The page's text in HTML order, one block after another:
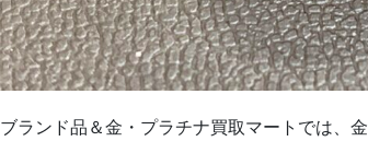
ブランド品＆金・プラチナ買取マートでは、